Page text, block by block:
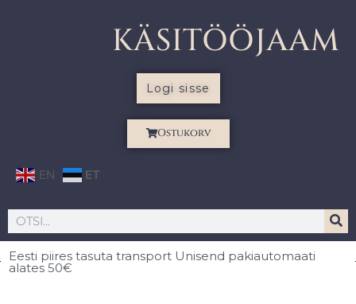
KÄSITÖÖJAAM
Logi sisse
Ostukorv
EN ET
Eesti piires tasuta transport Unisend pakiautomaati
alates 50€